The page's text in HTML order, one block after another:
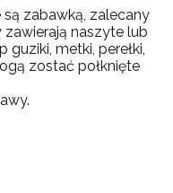
zabawką, zalecany
naszyte lub
metki, perełki,
zostać połknięte